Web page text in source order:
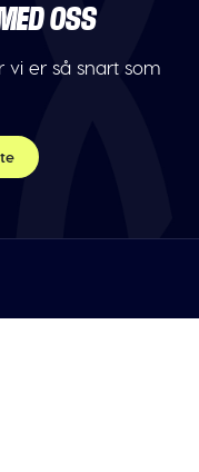
OSS
vi er så snart som